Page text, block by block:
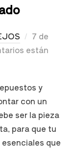
7 de
están
y
con un
ser la pieza
para que tu
que